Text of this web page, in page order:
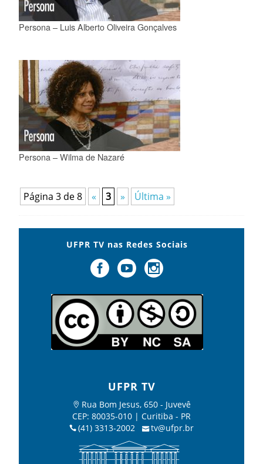
Persona – Luis Alberto Oliveira Gonçalves
Persona – Wilma de Nazaré
Página 3 de 8 « 3 » Última »
UFPR TV nas Redes Sociais
UFPR TV
Rua Bom Jesus, 650 - Juvevê
CEP: 80035-010 | Curitiba - PR
(41) 3313-2002
tv@ufpr.br